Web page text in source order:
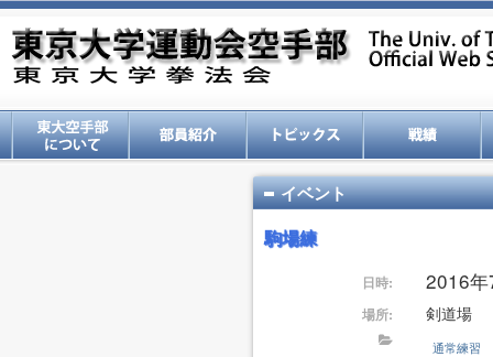
イベント
駒場練
日時: 2016
場所: 剣道場
通常練習